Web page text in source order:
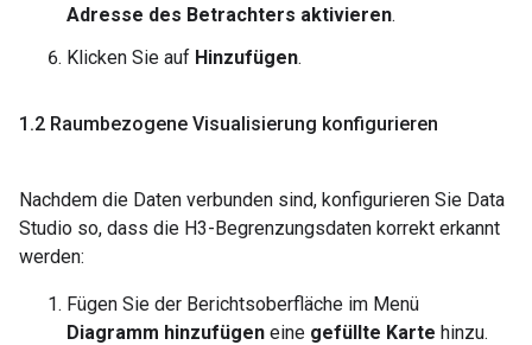
Adresse des Betrachters aktivieren.
Klicken Sie auf Hinzufügen.
1 .2 Raumbezogene Visualisierung konfigurieren
Nachdem die Daten verbunden sind, konfigurieren Sie Data
Studio so, dass die H3-Begrenzungsdaten korrekt erkannt
werden:
Fügen Sie der Berichtsoberfläche im Menü
Diagramm hinzufügen eine gefüllte Karte hinzu.